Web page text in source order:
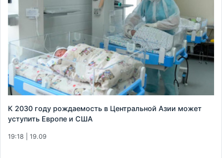
К 2030 году рождаемость в Центральной Азии может
уступить Европе и США
19:18 | 19.09